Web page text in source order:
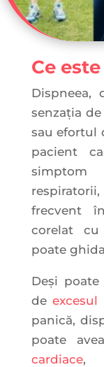
Ce
Dispneea,
senzaţia
sau efortul
pacient
frecvent
corelat
poate
Deşi
de excesul
panică,
poate
cardiace,